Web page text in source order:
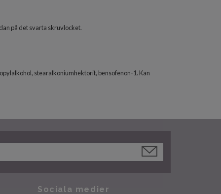
på det svarta skruvlocket.
stearalkoniumhektorit, bensofenon-1. Kan
Sociala medier